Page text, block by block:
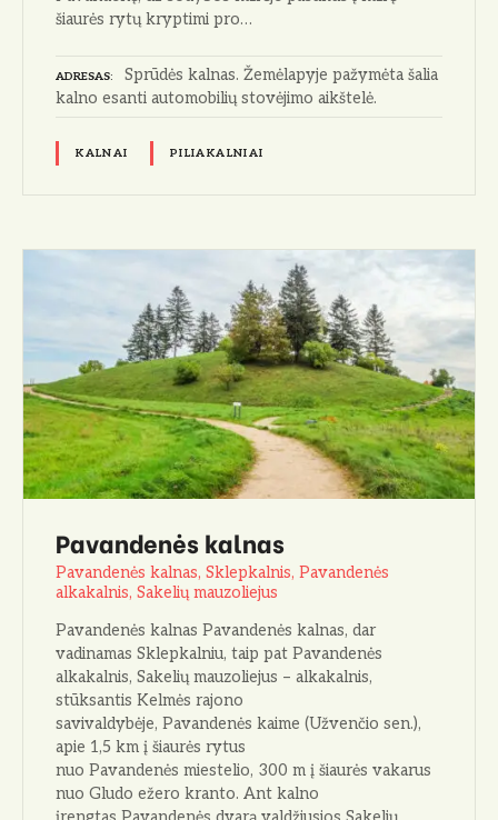
šiaurės rytų kryptimi pro…
ADRESAS
Sprūdės kalnas. Žemėlapyje pažymėta šalia
kalno esanti automobilių stovėjimo aikštelė.
KALNAI PILIAKALNIAI
Pavandenės kalnas
Pavandenės kalnas, Sklepkalnis, Pavandenės
alkakalnis, Sakelių mauzoliejus
Pavandenės kalnas Pavandenės kalnas, dar
vadinamas Sklepkalniu, taip pat Pavandenės
alkakalnis, Sakelių mauzoliejus – alkakalnis,
stūksantis Kelmės rajono
savivaldybėje, Pavandenės kaime (Užvenčio sen.),
apie 1,5 km į šiaurės rytus
nuo Pavandenės miestelio, 300 m į šiaurės vakarus
nuo Gludo ežero kranto. Ant kalno